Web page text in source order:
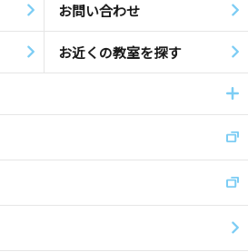
お問い合わせ
お近くの教室を探す